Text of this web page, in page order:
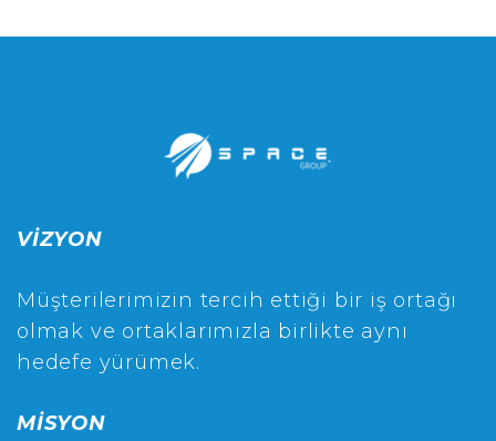
VİZYON
Müşterilerimizin tercih ettiği bir iş ortağı
olmak ve ortaklarımızla birlikte aynı
hedefe yürümek.
MİSYON